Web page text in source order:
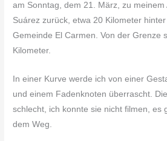
am Sonntag, dem 21. März, zu meinem
Suárez zurück, etwa 20 Kilometer
Gemeinde El Carmen. Von der Grenze
Kilometer.
In einer Kurve werde ich von einer
und einem Fadenknoten überrascht.
schlecht, ich konnte sie nicht filmen, es
dem Weg.